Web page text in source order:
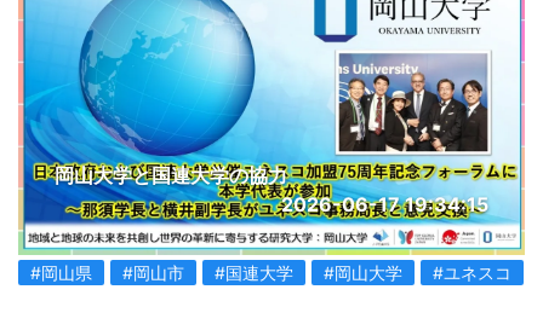
岡山大学と国連大学の協力
2026-06-17 19:34:15
#岡山県 #岡山市 #国連大学 #岡山大学 #ユネスコ